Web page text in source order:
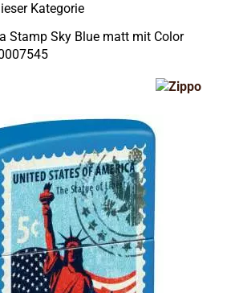
Kategorie
Stamp Sky Blue matt mit Color